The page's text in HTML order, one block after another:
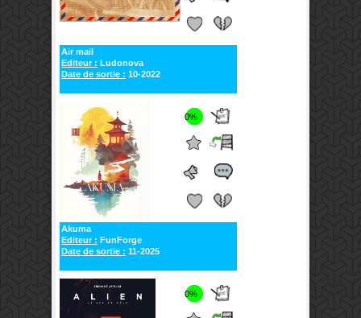
Air mail
Editeur : Ludonova
Date de sortie : 10-2022
0%
Akuma
Editeur : FunForge
Date de sortie : 11-2025
0%